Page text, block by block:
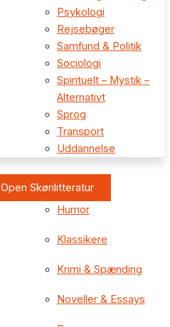
Psykologi
Rejsebøger
Samfund & Politik
Sociologi
Spirituelt – Mystik –
Alternativt
Sprog
Transport
Uddannelse
Open Skønlitteratur
Humor
Klassikere
Krimi & Spænding
Noveller & Essays